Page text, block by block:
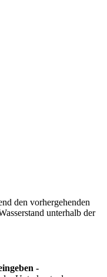
den vorhergehenden
unterhalb der
-